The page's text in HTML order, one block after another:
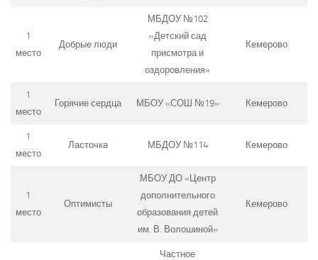
1
место
Добрые люди
МБДОУ №102
«Детский сад
присмотра и
оздоровления»
Кемерово
1
место
Горячие сердца МБОУ «СОШ №19» Кемерово
1
место
Ласточка МБДОУ №114 Кемерово
1
место
Оптимисты
МБОУ ДО «Центр
дополнительного
образования детей
им. В. Волошиной»
Кемерово
Частное